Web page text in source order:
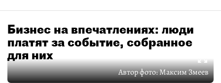
Бизнес на впечатлениях: люди
платят за событие, собранное
для них
Автор фото:Максим Змеев